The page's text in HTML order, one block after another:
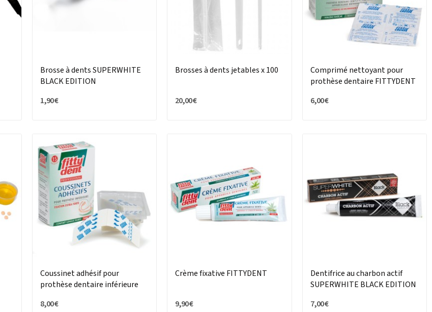
Brosse à dents SUPERWHITE
BLACK EDITION
1,90 €
Brosses à dents jetables x 100
20,00 €
Comprimé nettoyant pour
prothèse dentaire FITTYDENT
6,00 €
Coussinet adhésif pour
prothèse dentaire inférieure
8,00 €
Crème fixative FITTYDENT
9,90 €
Dentifrice au charbon actif
SUPERWHITE BLACK EDITION
7,00 €